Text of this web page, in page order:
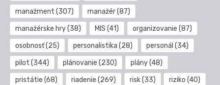
manažment (307) manažér(87)
manažérske hry(38) MIS (41) organizovanie (87)
osobnosť(25) personalistika (28) personál (34)
pilot (344) plánovanie (230) plány(48)
pristátie (68) riadenie (269) risk(33) riziko (40)